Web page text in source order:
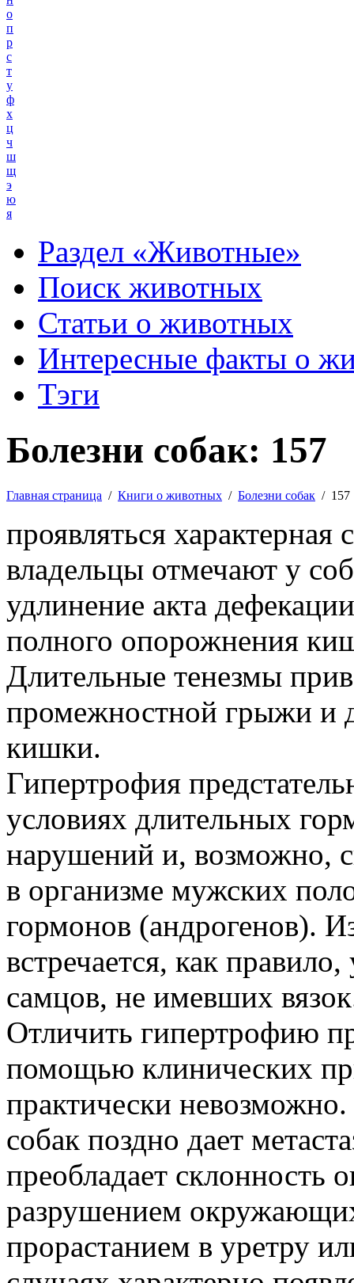
о
п
р
с
т
у
ф
х
ц
ч
ш
щ
э
ю
я
Раздел «Животные»
Поиск животных
Статьи о животных
Интересные факты о
Тэги
Болезни собак: 157
Главная страница / Книги о животных / Болезни собак / 157
проявляться
владельцы отмечают у
удлинение акта
полного опорожнения
Длительные тенезмы
промежностной грыжи и
кишки.
Гипертрофия
условиях длительных
нарушений и, возможно,
в организме мужских
гормонов (андрогенов).
встречается, как правило,
самцов, не имевших
Отличить гипертрофию
помощью клинических
практически
собак поздно дает
преобладает склонность
разрушением
прорастанием в уретру